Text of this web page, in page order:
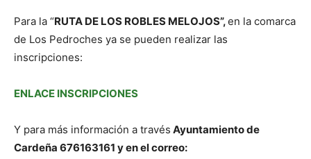
Para la “RUTA DE LOS ROBLES MELOJOS”,en la comarca
de Los Pedroches ya se pueden realizar las
inscripciones:
ENLACE INSCRIPCIONES
Y para más información a través Ayuntamiento de
Cardeña 676163161 y en el correo: